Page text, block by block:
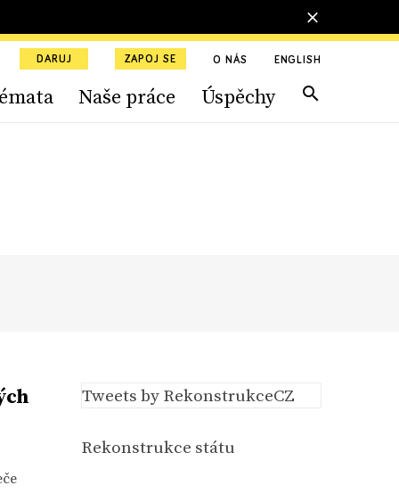
DARUJ ZAPOJ SE O NÁS ENGLISH
Naše práce Úspěchy
Tweets by RekonstrukceCZ
Rekonstrukce státu